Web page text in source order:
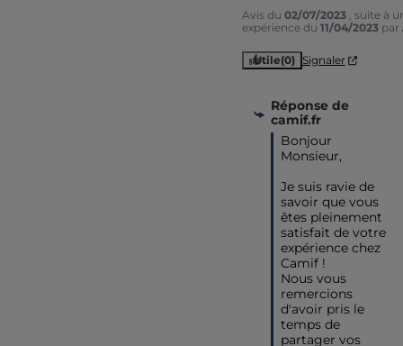
Avis du 02/07/2023 , suite à
expérience du 11/04/2023 par
Utile(0) Signaler
Réponse de
camif.fr
Bonjour
Monsieur,
Je suis ravie de
savoir que vous
êtes pleinement
satisfait de votre
expérience chez
Camif !
Nous vous
remercions
d'avoir pris le
temps de
partager vos